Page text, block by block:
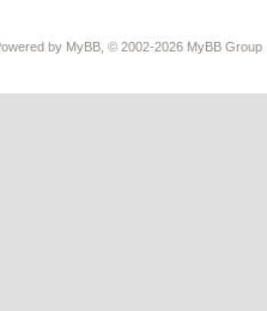
by MyBB , © 2002-2026 MyBB Group